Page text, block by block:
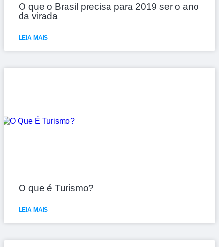
O que o Brasil precisa para 2019 ser o ano
da virada
LEIA MAIS
O que é Turismo?
LEIA MAIS